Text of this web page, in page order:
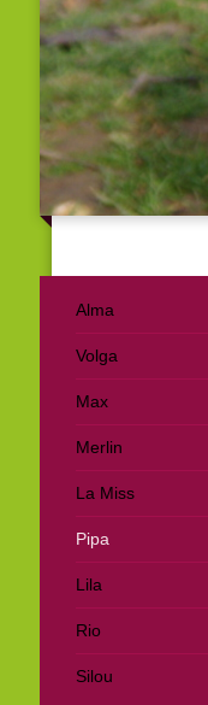
Alma
Volga
Max
Merlin
La Miss
Pipa
Lila
Rio
Silou